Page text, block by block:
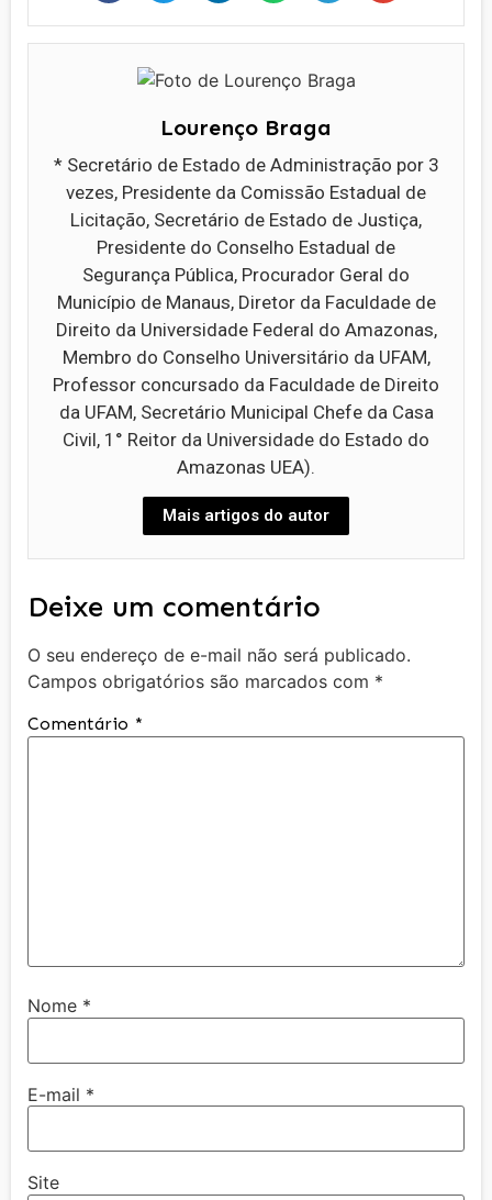
Lourenço Braga
* Secretário de Estado de Administração por 3
vezes, Presidente da Comissão Estadual de
Licitação, Secretário de Estado de Justiça,
Presidente do Conselho Estadual de
Segurança Pública, Procurador Geral do
Município de Manaus, Diretor da Faculdade de
Direito da Universidade Federal do Amazonas,
Membro do Conselho Universitário da UFAM,
Professor concursado da Faculdade de Direito
da UFAM, Secretário Municipal Chefe da Casa
Civil, 1° Reitor da Universidade do Estado do
Amazonas UEA).
Mais artigos do autor
Deixe um comentário
O seu endereço de e-mail não será publicado.
Campos obrigatórios são marcados com *
Comentário *
Nome *
E-mail *
Site